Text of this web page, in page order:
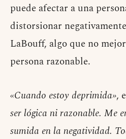
puede afectar a una
distorsionar
LaBouff, algo que no
persona razonable.
«Cuando estoy deprimida»,
ser lógica ni razonable. Me
sumida en la negatividad.